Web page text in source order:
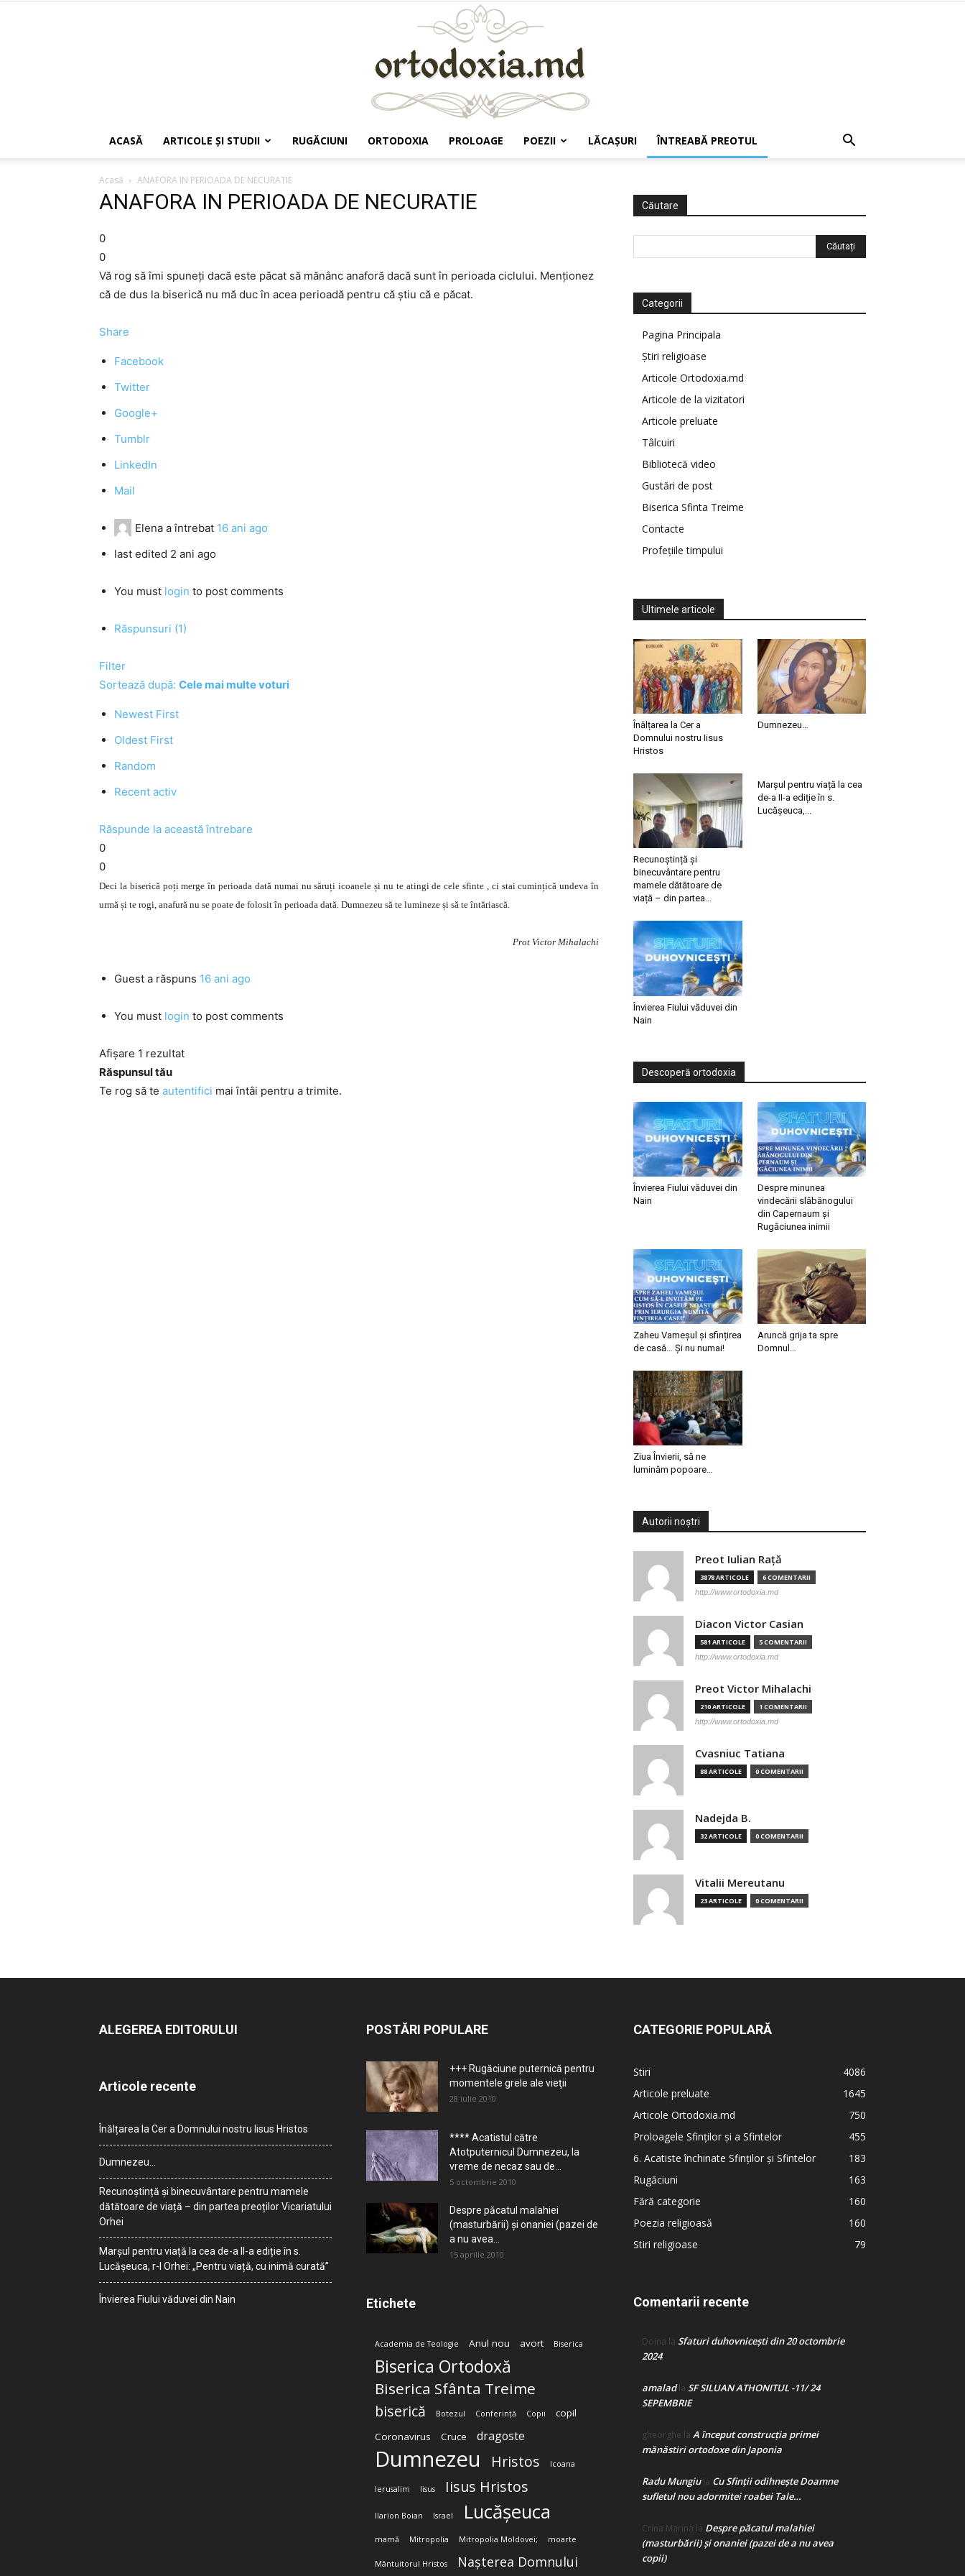
ACASĂ ARTICOLE ŞI STUDII RUGĂCIUNI ORTODOXIA PROLOAGE POEZII LĂCAŞURI ÎNTREABĂ PREOTUL
Acasă ANAFORA IN PERIOADA DE NECURATIE
ANAFORA IN PERIOADA DE NECURATIE
0
0
Vă rog să îmi spuneţi dacă este păcat să mănânc anaforă dacă sunt în perioada ciclului. Menţionez
că de dus la biserică nu mă duc în acea perioadă pentru că ştiu că e păcat.
Share
Facebook
Twitter
Google+
Tumblr
LinkedIn
Mail
Elena a întrebat 16 ani ago
last edited 2 ani ago
You must login to post comments
Răspunsuri (1)
Filter
Sortează după: Cele mai multe voturi
Newest First
Oldest First
Random
Recent activ
Răspunde la această întrebare
0
0
Deci la biserică poți merge în perioada dată numai nu săruți icoanele și nu te atingi de cele sfinte , ci stai cumințică undeva în
urmă și te rogi, anafură nu se poate de folosit în perioada dată. Dumnezeu să te lumineze și să te întăriască.
Prot Victor Mihalachi
Guest a răspuns 16 ani ago
You must login to post comments
Afișare 1 rezultat
Răspunsul tău
Te rog să te autentifici mai întâi pentru a trimite.
Căutare
Categorii
Pagina Principala
Știri religioase
Articole Ortodoxia.md
Articole de la vizitatori
Articole preluate
Tâlcuiri
Bibliotecă video
Gustări de post
Biserica Sfinta Treime
Contacte
Profețiile timpului
Ultimele articole
Înălțarea la Cer a
Domnului nostru Iisus
Hristos
Dumnezeu…
Recunoștință și
binecuvântare pentru
mamele dătătoare de
viață – din partea...
Marșul pentru viață la cea
de-a II-a ediție în s.
Lucășeuca,...
Învierea Fiului văduvei din
Nain
Descoperă ortodoxia
Învierea Fiului văduvei din
Nain
Despre minunea
vindecării slăbănogului
din Capernaum și
Rugăciunea inimii
Zaheu Vameșul și sfințirea
de casă… Și nu numai!
Aruncă grija ta spre
Domnul…
Ziua Învierii, să ne
luminăm popoare…
Autorii noștri
Preot Iulian Raţă
3878 ARTICOLE 6 COMENTARII
http://www.ortodoxia.md
Diacon Victor Casian
581 ARTICOLE 5 COMENTARII
http://www.ortodoxia.md
Preot Victor Mihalachi
210 ARTICOLE 1 COMENTARII
http://www.ortodoxia.md
Cvasniuc Tatiana
88 ARTICOLE 0 COMENTARII
Nadejda B.
32 ARTICOLE 0 COMENTARII
Vitalii Mereutanu
23 ARTICOLE 0 COMENTARII
ALEGEREA EDITORULUI
Articole recente
Înălțarea la Cer a Domnului nostru Iisus Hristos
Dumnezeu…
Recunoștință și binecuvântare pentru mamele
dătătoare de viață – din partea preoților Vicariatului
Orhei
Marșul pentru viață la cea de-a II-a ediție în s.
Lucășeuca, r-l Orhei: „Pentru viață, cu inimă curată”
Învierea Fiului văduvei din Nain
POSTĂRI POPULARE
+++ Rugăciune puternică pentru
momentele grele ale vieţii
28 iulie 2010
**** Acatistul către
Atotputernicul Dumnezeu, la
vreme de necaz sau de...
5 octombrie 2010
Despre păcatul malahiei
(masturbării) şi onaniei (pazei de
a nu avea...
15 aprilie 2010
Etichete
Academia de Teologie Anul nou avort Biserica
Biserica Ortodoxă
Biserica Sfânta Treime
biserică Botezul Conferință Copii
copil
Coronavirus
Cruce dragoste
Dumnezeu Hristos Icoana
Ierusalim Iisus Iisus Hristos
Ilarion Boian Israel Lucășeuca
mamă Mitropolia Mitropolia Moldovei; moarte
Mântuitorul Hristos Nașterea Domnului
CATEGORIE POPULARĂ
Stiri
4086
Articole preluate
1645
Articole Ortodoxia.md
750
Proloagele Sfinților și a Sfintelor
455
6. Acatiste închinate Sfinților și Sfintelor
183
Rugăciuni
163
Fără categorie
160
Poezia religioasă
160
Stiri religioase
79
Comentarii recente
Doina la Sfaturi duhovnicești din 20 octombrie
2024
amaladla SF SILUAN ATHONITUL -11/ 24
SEPEMBRIE
gheorghe la A început construcţia primei
mănăstiri ortodoxe din Japonia
Radu Mungiula Cu Sfinții odihnește Doamne
sufletul nou adormitei roabei Tale…
Crina Marina la Despre păcatul malahiei
(masturbării) şi onaniei (pazei de a nu avea
copii)